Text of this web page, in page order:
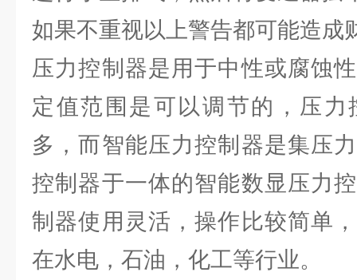
如果不重视以上警告都可能造成
压力控制器是用于中性或腐蚀
定值范围是可以调节的，压
多，而智能压力控制器是集压
控制器于一体的智能数显压力
制器使用灵活，操作比较简单
在水电，石油，化工等行业。